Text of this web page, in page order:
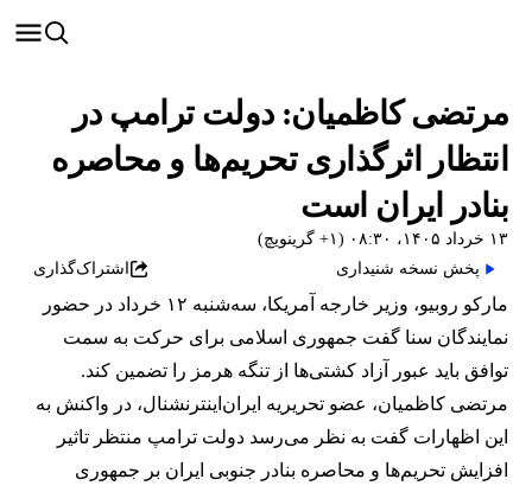
مرتضی کاظمیان: دولت ترامپ در
انتظار اثرگذاری تحریم‌ها و محاصره
بنادر ایران است
۱۳ خرداد ۱۴۰۵، ۰۸:۳۰ (‎+۱ گرینویچ)
پخش نسخه شنیداری
اشتراک‌گذاری
مارکو روبیو، وزیر خارجه آمریکا، سه‌شنبه ۱۲ خرداد در حضور
نمایندگان سنا گفت جمهوری اسلامی برای حرکت به سمت
توافق باید عبور آزاد کشتی‌ها از تنگه هرمز را تضمین کند.
مرتضی کاظمیان، عضو تحریریه ایران‌اینترنشنال، در واکنش به
این اظهارات گفت به نظر می‌رسد دولت ترامپ منتظر تاثیر
افزایش تحریم‌ها و محاصره بنادر جنوبی ایران بر جمهوری